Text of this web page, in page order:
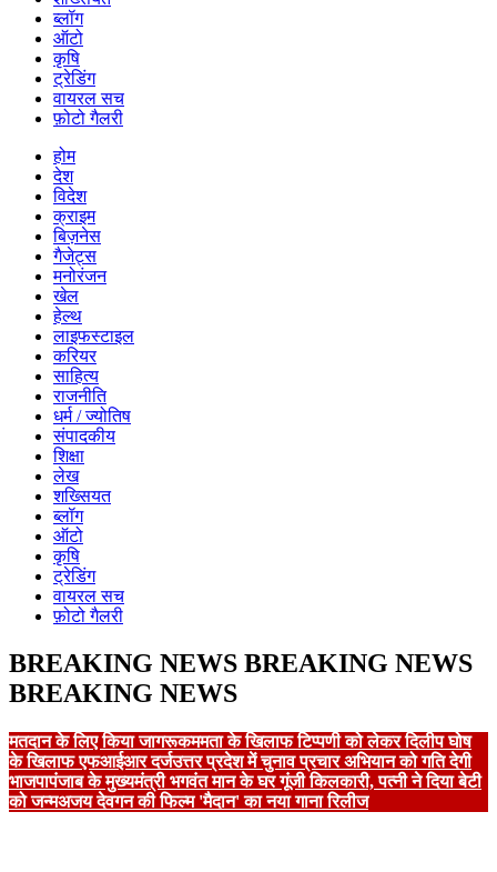
ब्लॉग
ऑटो
कृषि
ट्रेडिंग
वायरल सच
फ़ोटो गैलरी
होम
देश
विदेश
क्राइम
बिज़नेस
गैजेट्स
मनोरंजन
खेल
हेल्थ
लाइफस्टाइल
करियर
साहित्य
राजनीति
धर्म / ज्योतिष
संपादकीय
शिक्षा
लेख
शख्सियत
ब्लॉग
ऑटो
कृषि
ट्रेडिंग
वायरल सच
फ़ोटो गैलरी
BREAKING NEWS BREAKING NEWS
BREAKING NEWS
मतदान के लिए किया जागरूकममता के खिलाफ टिप्पणी को लेकर दिलीप घोष
के खिलाफ एफआईआर दर्जउत्तर प्रदेश में चुनाव प्रचार अभियान को गति देगी
भाजपापंजाब के मुख्यमंत्री भगवंत मान के घर गूंजी किलकारी, पत्नी ने दिया बेटी
को जन्मअजय देवगन की फिल्म 'मैदान' का नया गाना रिलीज